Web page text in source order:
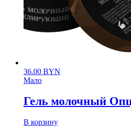
36.00 BYN
Мало
Гель молочный
В корзину